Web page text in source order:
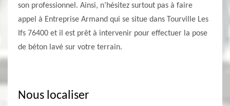
son professionnel. Ainsi, n’hésitez surtout pas à faire
appel à Entreprise Armand qui se situe dans Tourville Les
Ifs 76400 et il est prêt à intervenir pour effectuer la pose
de béton lavé sur votre terrain.
Nous localiser